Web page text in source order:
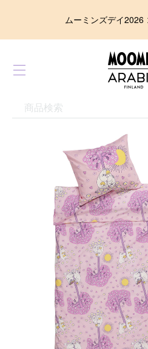
ムーミンズデイ2026